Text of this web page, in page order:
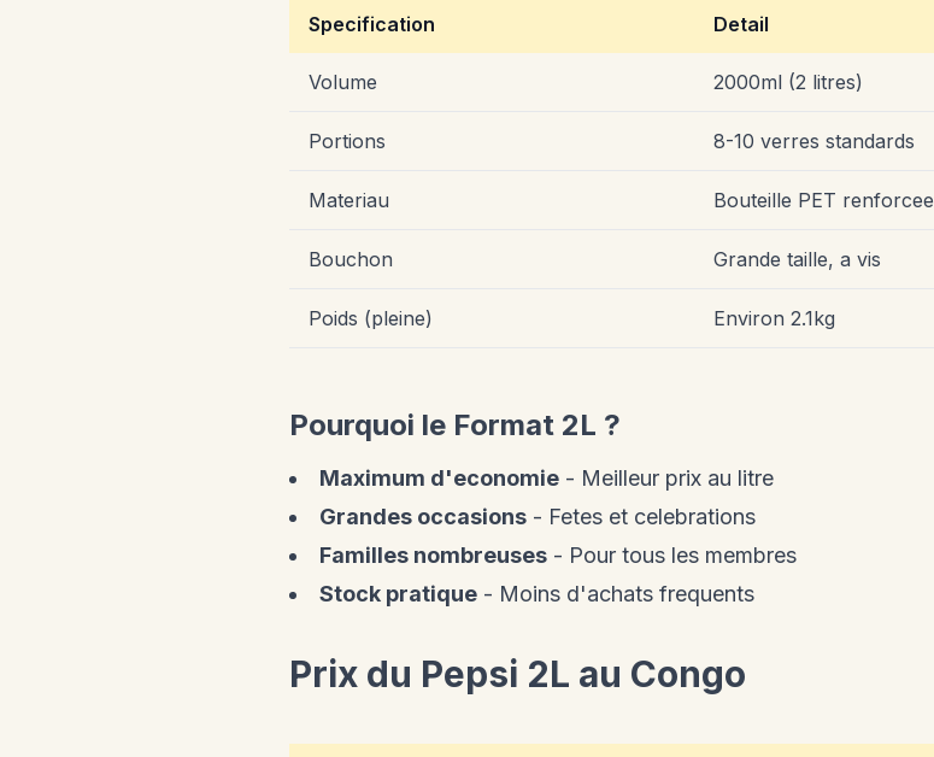
Specification Detail
Volume 2000ml (2 litres)
Portions 8-10 verres standards
Materiau Bouteille PET renforcee
Bouchon Grande taille, a vis
Poids (pleine) Environ 2.1kg
Pourquoi le Format 2L ?
Maximum d'economie - Meilleur prix au litre
Grandes occasions - Fetes et celebrations
Familles nombreuses - Pour tous les membres
Stock pratique - Moins d'achats frequents
Prix du Pepsi 2L au Congo